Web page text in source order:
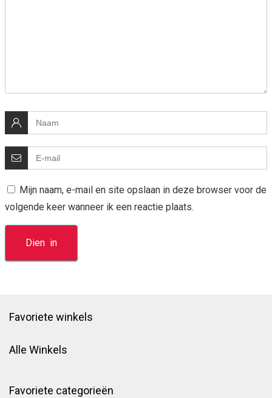
Mijn naam, e-mail en site opslaan in deze browser voor de
volgende keer wanneer ik een reactie plaats.
Favoriete winkels
Alle Winkels
Favoriete categorieën